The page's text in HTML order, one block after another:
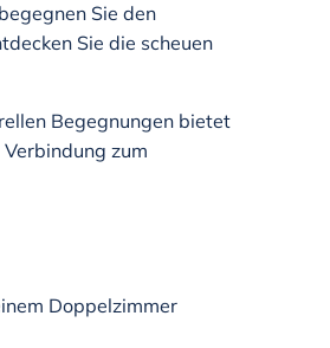
Sie den
Sie die scheuen
Begegnungen bietet
zum
Doppelzimmer